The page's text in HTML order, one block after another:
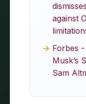
against
Forbes
Musk’s
Sam